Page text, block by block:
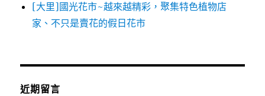
[大里]國光花市~越來越精彩，聚集特色植物店
家、不只是賣花的假日花市
近期留言